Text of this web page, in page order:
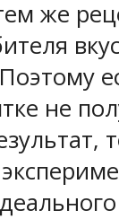
же
не